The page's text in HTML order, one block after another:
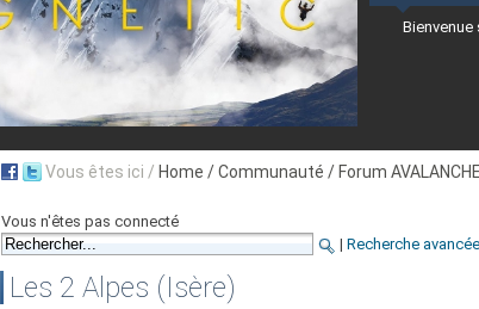
Aujourd'hui : T° Min : °C T° Max :°C Prévisions météo pour les
Suivez en direct l'actualité des stations des Alpes-Maritimes
Vous êtes ici / Home / Communauté / Forum
Vous n'êtes pas connecté
| Recherche avancée
Les 2 Alpes (Isère)